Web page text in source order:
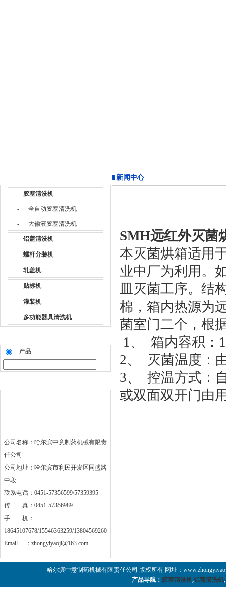
胶塞清洗机
- 全自动胶塞清洗机
- 大输液胶塞清洗机
铝盖清洗机
螺杆分装机
轧盖机
贴标机
灌装机
多功能器具清洗机
产品
公司名称：哈尔滨中意制药机械有限责
任公司
公司地址：哈尔滨市利民开发区同盛路
中段
联系电话：0451-57356599/57359395
传 真：0451-57356989
手 机：
18645107678/15546363259/13804569260
Email ： zhongyiyaoji@163.com
新闻中心
SMH远红外灭菌
本灭菌烘箱适用
业中厂为利用。
皿灭菌工序。结
棉，箱内热源为
菌室门二个，根
1、 箱内容积
2、 灭菌温度：
3、 控温方式：
或双面双开门由
哈尔滨中意制药机械有限责任公司 版权所有 网址：
产品导航： 胶塞清洗机,铝盖清洗机,